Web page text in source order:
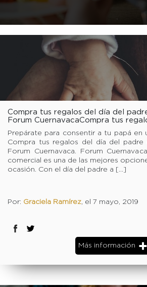
Compra tus regalos del día del
Forum CuernavacaCompra tus
padre en 6 tiendas de Forum
Prepárate para consentir a tu papá en
Compra tus regalos del día del padre
Forum Cuernavaca. Forum
comercial es una de las mejores
ocasión. Con el día del padre a […]
Por: Graciela Ramírez, el 7 mayo, 2019
Más información